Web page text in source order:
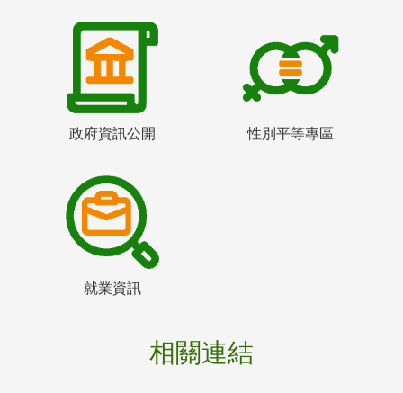
政府資訊公開 性別平等專區
就業資訊
相關連結